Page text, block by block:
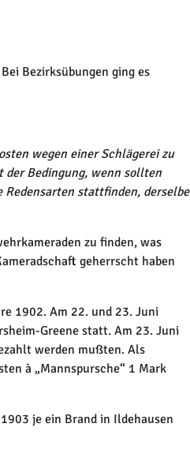
Bezirksübungen ging es
wegen einer Schlägerei zu
der Bedingung, wenn sollten
stattfinden, derselbe
zu finden, was
geherrscht haben
1902. Am 22. und 23. Juni
Greene statt. Am 23. Juni
werden mußten. Als
à „Mannspursche“ 1 Mark
je ein Brand in Ildehausen